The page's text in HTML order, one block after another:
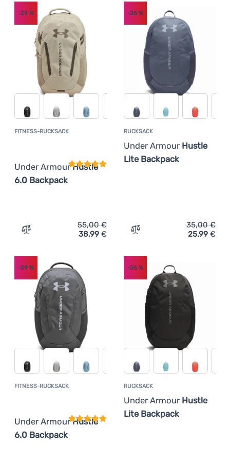
FITNESS-RUCKSACK
Under ArmourHustle
6.0 Backpack
Kundenbewertung
-29 %
Zum Vergleich 'Fitness-Rucksack Under Armour Hustle
55,00€
38,99 €
RUCKSACK
Under Armour Hustle
Lite Backpack
-26%
Zum Vergleich 'Rucksack
35,00€
25,99 €
FITNESS-RUCKSACK
Under ArmourHustle
6.0 Backpack
Kundenbewertung
-29 %
RUCKSACK
Under Armour Hustle
Lite Backpack
-26%